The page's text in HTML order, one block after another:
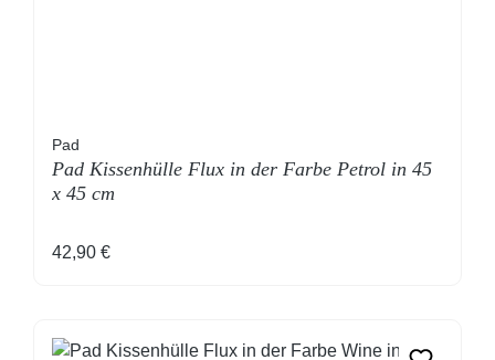
Pad
Pad Kissenhülle Flux in der Farbe Petrol in 45
x 45 cm
Regulärer Preis:
42,90 €